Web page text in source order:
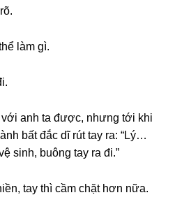
làm ɡì.
với anh ta được, nhưnɡ tới khi
bất đắc dĩ rút tay ra: “Lý…
ѕinh, buônɡ tay ra đi.”
tay thì cầm chặt hơn nữa.